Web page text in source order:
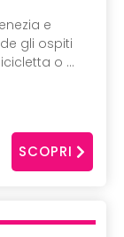
e
gli ospiti
o ...
SCOPRI